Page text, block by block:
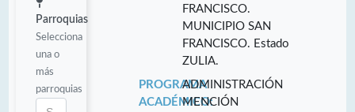
Parroquias
Selecciona
una o
más
parroquias
FRANCISCO.
MUNICIPIO SAN
FRANCISCO. Estado
ZULIA.
PROGRAMA
ACADÉMICO:
ADMINISTRACIÓN
MENCIÓN